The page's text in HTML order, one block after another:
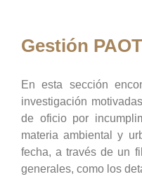
Gestión PAOT
En esta sección
investigación
de oficio por
materia ambiental y
fecha, a través de un
generales, como los